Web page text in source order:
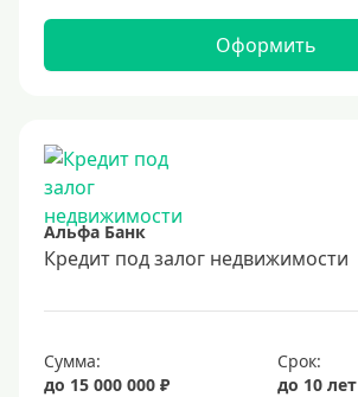
Оформить
Альфа Банк
Кредит под залог недвижимости
Сумма:
до 15 000 000 ₽
Срок:
до 10 лет